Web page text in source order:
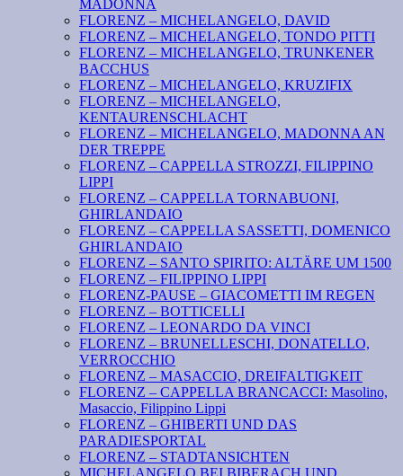
MADONNA
FLORENZ – MICHELANGELO, DAVID
FLORENZ – MICHELANGELO, TONDO PITTI
FLORENZ – MICHELANGELO, TRUNKENER
BACCHUS
FLORENZ – MICHELANGELO, KRUZIFIX
FLORENZ – MICHELANGELO,
KENTAURENSCHLACHT
FLORENZ – MICHELANGELO, MADONNA AN
DER TREPPE
FLORENZ – CAPPELLA STROZZI, FILIPPINO
LIPPI
FLORENZ – CAPPELLA TORNABUONI,
GHIRLANDAIO
FLORENZ – CAPPELLA SASSETTI, DOMENICO
GHIRLANDAIO
FLORENZ – SANTO SPIRITO: ALTÄRE UM 1500
FLORENZ – FILIPPINO LIPPI
FLORENZ-PAUSE – GIACOMETTI IM REGEN
FLORENZ – BOTTICELLI
FLORENZ – LEONARDO DA VINCI
FLORENZ – BRUNELLESCHI, DONATELLO,
VERROCCHIO
FLORENZ – MASACCIO, DREIFALTIGKEIT
FLORENZ – CAPPELLA BRANCACCI: Masolino,
Masaccio, Filippino Lippi
FLORENZ – GHIBERTI UND DAS
PARADIESPORTAL
FLORENZ – STADTANSICHTEN
MICHELANGELO BEI BIBERACH UND